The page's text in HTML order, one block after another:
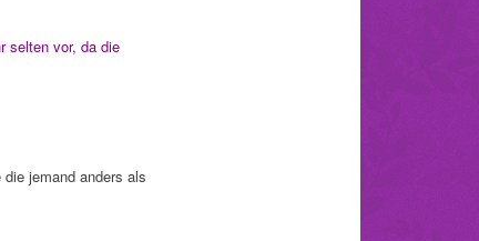
selten vor, da die
jemand anders als